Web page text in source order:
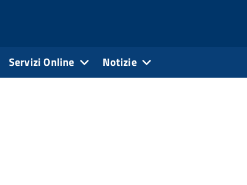
Servizi Online Notizie